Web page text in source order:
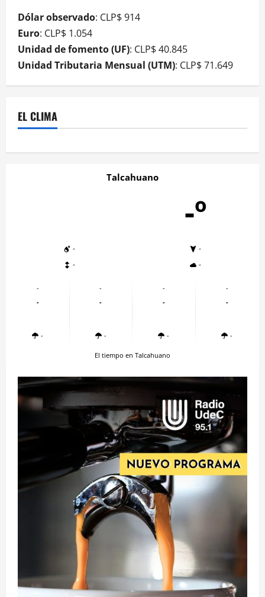
Dólar observado: CLP$ 914
Euro: CLP$ 1.054
Unidad de fomento (UF): CLP$ 40.845
Unidad Tributaria Mensual (UTM): CLP$ 71.649
EL CLIMA
Talcahuano
-º
-
-
-
-
-
-
-
-
-
-
-
-
-
-
-
-
El tiempo en Talcahuano